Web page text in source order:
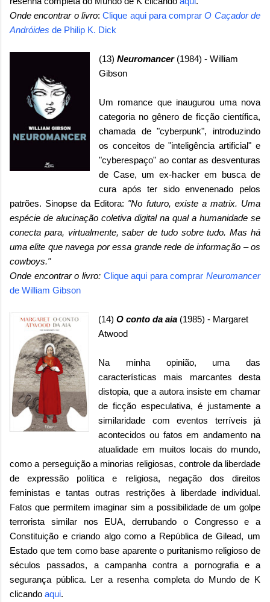
Onde encontrar o livro:Clique aqui para comprarO Caçador de
Andróides de Philip K. Dick
(13) Neuromancer (1984) - William
Gibson
Um romance que inaugurou uma nova
categoria no gênero de ficção científica,
chamada de "cyberpunk", introduzindo
os conceitos de "inteligência artificial" e
"cyberespaço" ao contar as desventuras
de Case, um ex-hacker em busca de
cura após ter sido envenenado pelos
patrões. Sinopse da Editora: "No futuro, existe a matrix. Uma
espécie de alucinação coletiva digital na qual a humanidade se
conecta para, virtualmente, saber de tudo sobre tudo. Mas há
uma elite que navega por essa grande rede de informação –os
cowboys."
Onde encontrar o livro: Clique aqui para comprar Neuromancer
de William Gibson
(14) O conto da aia (1985) - Margaret
Atwood
Na minha opinião, uma das
características mais marcantes desta
distopia, que a autora insiste em chamar
de ficção especulativa, é justamente a
similaridade com eventos terríveis já
acontecidos ou fatos em andamento na
atualidade em muitos locais do mundo,
como a perseguição a minorias religiosas, controle da liberdade
de expressão política e religiosa, negação dos direitos
feministas e tantas outras restrições à liberdade individual.
Fatos que permitem imaginar sim a possibilidade de um golpe
terrorista similar nos EUA, derrubando o Congresso e a
Constituição e criando algo como a República de Gilead, um
Estado que tem como base aparente o puritanismo religioso de
séculos passados, a campanha contra a pornografia e a
segurança pública. Ler a resenha completa do Mundo de K
clicando aqui.